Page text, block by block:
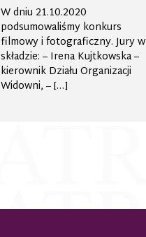
W dniu 21.10.2020
podsumowaliśmy konkurs
filmowy i fotograficzny. Jury w
składzie: – Irena Kujtkowska –
kierownik Działu Organizacji
Widowni, – […]